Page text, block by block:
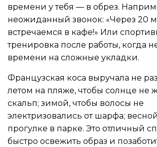
времени у тебя — в обрез.
неожиданный звонок: «Через 20
встречаемся в кафе!» Или
тренировка после работы, когда
времени на сложные укладки.
Французская коса выручала не
летом на пляже, чтобы солнце не
скальп; зимой, чтобы волосы не
электризовались от шарфа;
прогулке в парке. Это отличный
быстро освежить образ и